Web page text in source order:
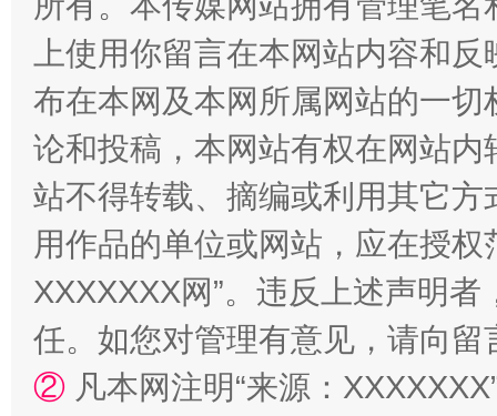
国家大学科技园优化重塑工作
上使用你留言在本网站内容和
布在本网及本网所属网站的一
论和投稿，本网站有权在网站
站不得转载、摘编或利用其它
用作品的单位或网站，应在授
XXXXXXX网”。违反上述声明
任。如您对管理有意见，请向
② 凡本网注明“来源：